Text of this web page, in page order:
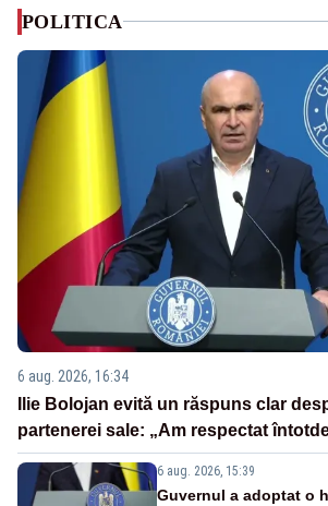
POLITICA
6 aug. 2026, 16:34
Ilie Bolojan evită un răspuns clar
partenerei sale: „Am respectat
6 aug. 2026, 15:39
Guvernul a adoptat o